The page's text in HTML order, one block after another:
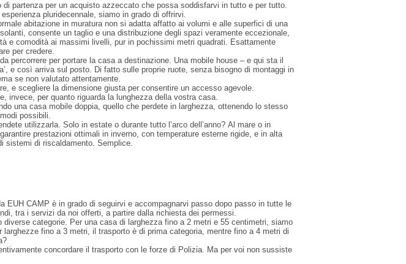
partenza per un acquisto azzeccato che possa soddisfarvi in tutto e per tutto.
pluridecennale, siamo in grado di offrirvi.
abitazione in muratura non si adatta affatto ai volumi e alle superfici di una
consente un taglio e una distribuzione degli spazi veramente eccezionale,
e comodità ai massimi livelli, pur in pochissimi metri quadrati. Esattamente
per credere.
percorrere per portare la casa a destinazione. Una mobile house – e qui sta il
e così arriva sul posto. Di fatto sulle proprie ruote, senza bisogno di montaggi in
se non valutato attentamente.
e scegliere la dimensione giusta per consentire un accesso agevole.
invece, per quanto riguarda la lunghezza della vostra casa.
una casa mobile doppia, quello che perdete in larghezza, ottenendo lo stesso
possibili.
utilizzarla. Solo in estate o durante tutto l’arco dell’anno? Al mare o in
prestazioni ottimali in inverno, con temperature esterne rigide, e in alta
sistemi di riscaldamento. Semplice.
EUH CAMP è in grado di seguirvi e accompagnarvi passo dopo passo in tutte le
tra i servizi da noi offerti, a partire dalla richiesta dei permessi.
categorie. Per una casa di larghezza fino a 2 metri e 55 centimetri, siamo
fino a 3 metri, il trasporto è di prima categoria, mentre fino a 4 metri di
concordare il trasporto con le forze di Polizia. Ma per voi non sussiste